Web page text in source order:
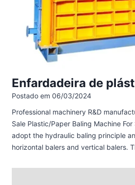
Enfardadeira de
Postado em 06/03/2024
Professional machinery R&D
Sale Plastic/Paper Baling Machine
adopt the hydraulic baling principle
horizontal balers and vertical balers.